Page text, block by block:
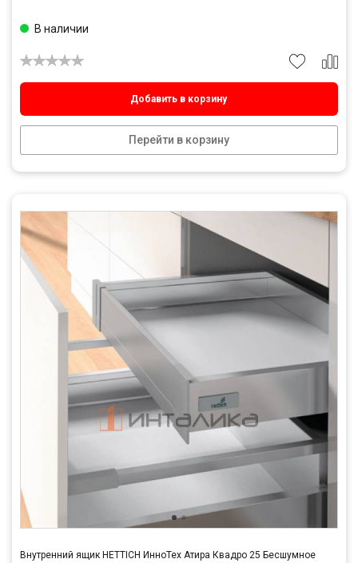
Добавить в корзину
Перейти в корзину
В наличии
Внутренний ящик HETTICH ИнноТех Атира Квадро 25 Бесшумное